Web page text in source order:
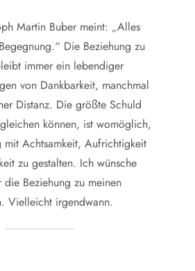
Martin Buber meint: „Alles
Die Beziehung zu
immer ein lebendiger
von Dankbarkeit, manchmal
Distanz. Die größte Schuld
können, ist womöglich,
mit Achtsamkeit, Aufrichtigkeit
zu gestalten. Ich wünsche
Beziehung zu meinen
Vielleicht irgendwann.